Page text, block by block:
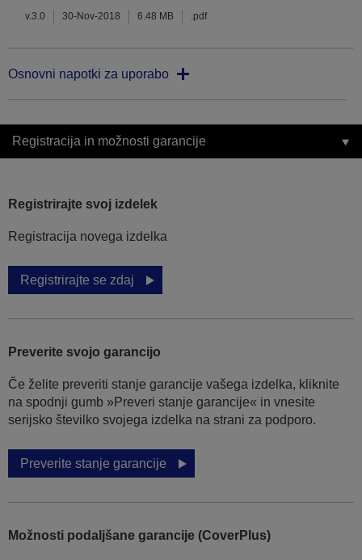
v.3.0 30-Nov-2018 6.48 MB .pdf
Osnovni napotki za uporabo
Registracija in možnosti garancije
Registrirajte svoj izdelek
Registracija novega izdelka
Registrirajte se zdaj
Preverite svojo garancijo
Če želite preveriti stanje garancije vašega izdelka, kliknite
na spodnji gumb »Preveri stanje garancije« in vnesite
serijsko številko svojega izdelka na strani za podporo.
Preverite stanje garancije
Možnosti podaljšane garancije (CoverPlus)